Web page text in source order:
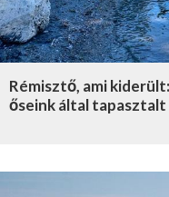
Rémisztő, ami
őseink által